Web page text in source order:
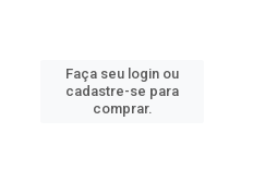
Faça seu login ou
cadastre-se para
comprar.